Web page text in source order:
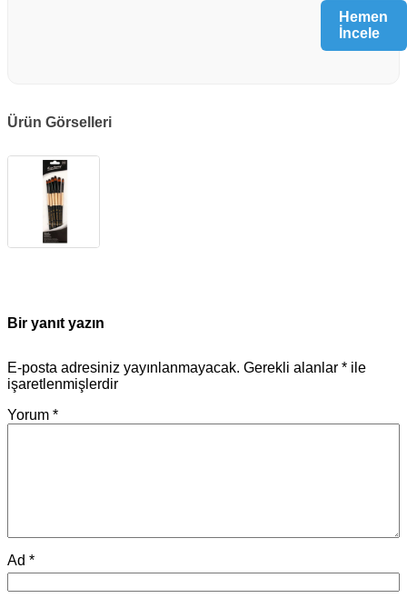
Hemen
İncele
Ürün Görselleri
Bir yanıt yazın
E-posta adresiniz yayınlanmayacak. Gerekli alanlar * ile
işaretlenmişlerdir
Yorum *
Ad *